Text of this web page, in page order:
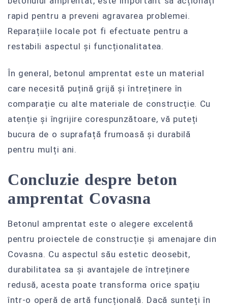
rapid pentru a preveni agravarea problemei.
Reparațiile locale pot fi efectuate pentru a
restabili aspectul și funcționalitatea.
În general, betonul amprentat este un material
care necesită puțină grijă și întreținere în
comparație cu alte materiale de construcție. Cu
atenție și îngrijire corespunzătoare, vă puteți
bucura de o suprafață frumoasă și durabilă
pentru mulți ani.
Concluzie despre beton
amprentat Covasna
Betonul amprentat este o alegere excelentă
pentru proiectele de construcție și amenajare din
Covasna. Cu aspectul său estetic deosebit,
durabilitatea sa și avantajele de întreținere
redusă, acesta poate transforma orice spațiu
într-o operă de artă funcțională. Dacă sunteți în